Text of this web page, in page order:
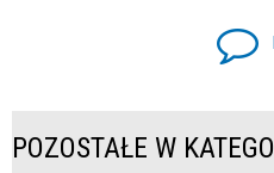
POZOSTAŁE W